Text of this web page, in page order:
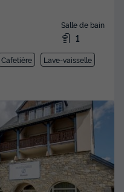
Salle de bain
1
Cafetière
Lave-vaisselle